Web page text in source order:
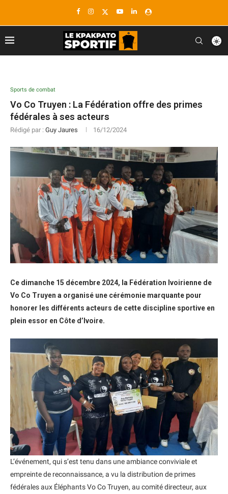
Sports de combat
Vo Co Truyen : La Fédération offre des primes
fédérales à ses acteurs
Rédigé par : Guy Jaures 16/12/2024
Ce dimanche 15 décembre 2024, la Fédération Ivoirienne de
Vo Co Truyen a organisé une cérémonie marquante pour
honorer les différents acteurs de cette discipline sportive en
plein essor en Côte d’Ivoire.
L’événement, qui s’est tenu dans une ambiance conviviale et
empreinte de reconnaissance, a vu la distribution de primes
fédérales aux Éléphants Vo Co Truyen, au comité directeur, aux